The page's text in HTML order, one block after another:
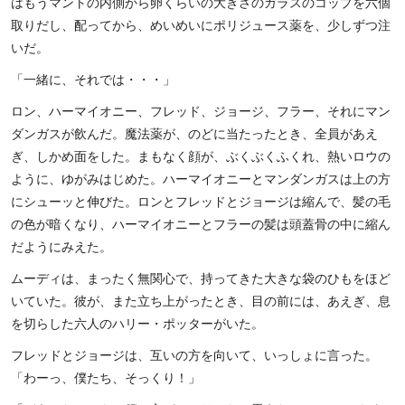
取りだし、配ってから、めいめいにポリジュース薬を、少しずつ注
いだ。
「一緒に、それでは・・・」
ロン、ハーマイオニー、フレッド、ジョージ、フラー、それにマン
ダンガスが飲んだ。魔法薬が、のどに当たったとき、全員があえ
ぎ、しかめ面をした。まもなく顔が、ぶくぶくふくれ、熱いロウの
ように、ゆがみはじめた。ハーマイオニーとマンダンガスは上の方
にシューッと伸びた。ロンとフレッドとジョージは縮んで、髪の毛
の色が暗くなり、ハーマイオニーとフラーの髪は頭蓋骨の中に縮ん
だようにみえた。
ムーディは、まったく無関心で、持ってきた大きな袋のひもをほど
いていた。彼が、また立ち上がったとき、目の前には、あえぎ、息
を切らした六人のハリー・ポッターがいた。
フレッドとジョージは、互いの方を向いて、いっしょに言った。
「わーっ、僕たち、そっくり！」